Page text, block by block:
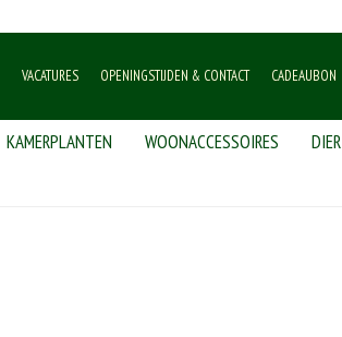
VACATURES OPENINGSTIJDEN & CONTACT CADEAUBON
KAMERPLANTEN WOONACCESSOIRES DIER